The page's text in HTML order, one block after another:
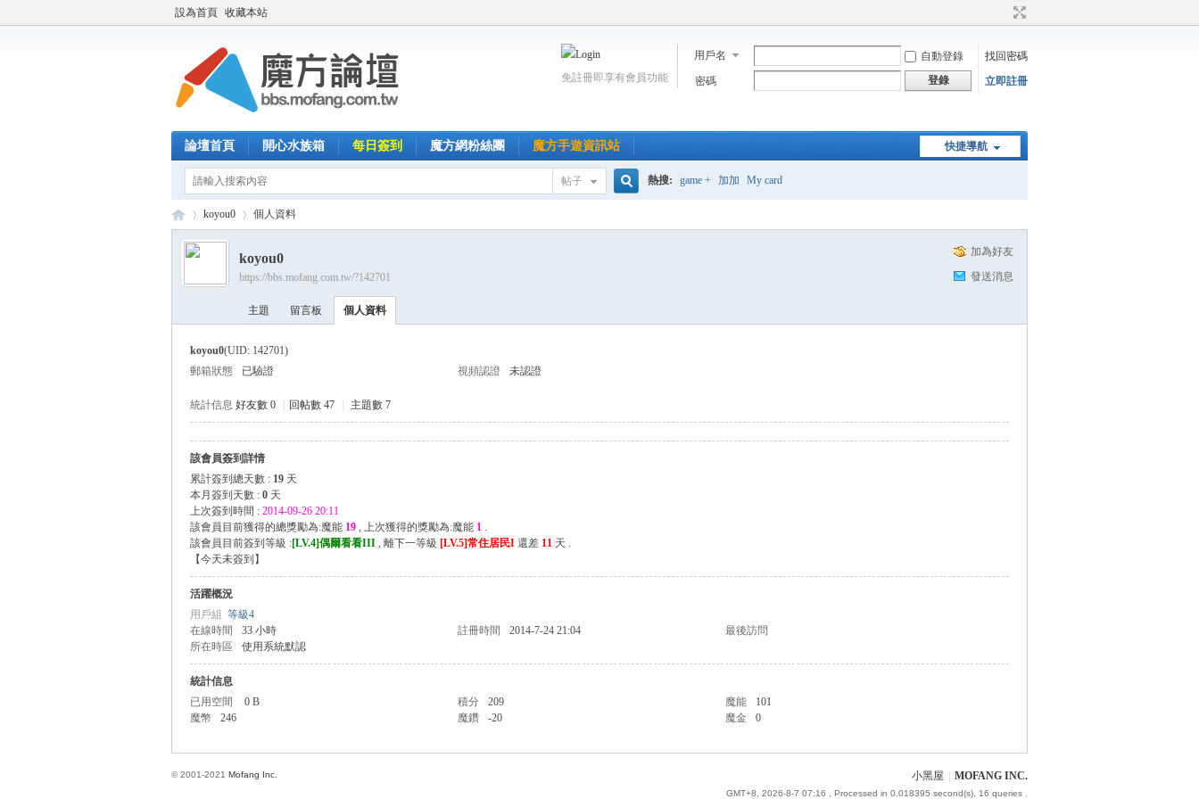
設為首頁 收藏本站
用戶名 自動登錄
找回密碼
密碼
登錄 立即註冊
免註冊即享有會員功能
快捷導航
論壇首頁 開心水族箱 每日簽到 魔方網粉絲團 魔方手遊資訊站
帖子 熱搜: game + 加加 My card
›
koyou0 個人資料
加為好友
發送消息
koyou0
https://bbs.mofang.com.tw/?142701
主題 留言板 個人資料
koyou0(UID: 142701)
郵箱狀態
已驗證 視頻認證 未認證
統計信息 好友數 0 回帖數 47 主題數 7
該會員簽到詳情
累計簽到總天數 : 19 天
本月簽到天數 : 0 天
上次簽到時間 : 2014-09-26 20:11
該會員目前獲得的總獎勵為:魔能 19 , 上次獲得的獎勵為:魔能 1 .
該會員目前簽到等級 :[LV.4]偶爾看看III , 離下一等級 [LV.5]常住居民I 還差 11 天 .
【今天未簽到 】
活躍概況
用戶組 等級4
在線時間
33 小時 註冊時間 2014-7-24 21:04
最後訪問
所在時區
使用系統默認
統計信息
已用空間
0 B 積分 209 魔能
101
魔幣
246 魔鑽 -20 魔金 0
小黑屋 MOFANG INC.
GMT+8, 2026-8-7 07:16 , Processed in 0.018395 second(s), 16 queries .
© 2001-2021 Mofang Inc.